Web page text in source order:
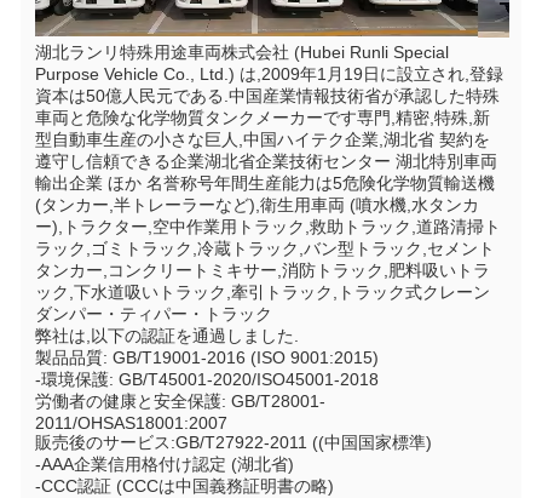
湖北ランリ特殊用途車両株式会社 (Hubei Runli Special
Purpose Vehicle Co., Ltd.) は,2009年1月19日に設立され,登録
資本は50億人民元である.中国産業情報技術省が承認した特殊
車両と危険な化学物質タンクメーカーです専門,精密,特殊,新
型自動車生産の小さな巨人,中国ハイテク企業,湖北省 契約を
遵守し信頼できる企業湖北省企業技術センター 湖北特別車両
輸出企業 ほか 名誉称号年間生産能力は5危険化学物質輸送機
(タンカー,半トレーラーなど),衛生用車両 (噴水機,水タンカ
ー),トラクター,空中作業用トラック,救助トラック,道路清掃ト
ラック,ゴミトラック,冷蔵トラック,バン型トラック,セメント
タンカー,コンクリートミキサー,消防トラック,肥料吸いトラ
ック,下水道吸いトラック,牽引トラック,トラック式クレーン
ダンパー・ティパー・トラック
弊社は,以下の認証を通過しました.
製品品質: GB/T19001-2016 (ISO 9001:2015)
-環境保護: GB/T45001-2020/ISO45001-2018
労働者の健康と安全保護: GB/T28001-
2011/OHSAS18001:2007
販売後のサービス:GB/T27922-2011 ((中国国家標準)
-AAA企業信用格付け認定 (湖北省)
-CCC認証 (CCCは中国義務証明書の略)